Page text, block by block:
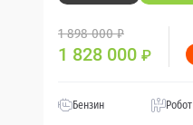
1 898 000 ₽
1 828 000 ₽
Бензин Робот